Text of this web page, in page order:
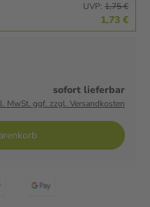
UVP: 1,75 €
1,73 €
sofort lieferbar
MwSt. ggf. zzgl. Versandkosten